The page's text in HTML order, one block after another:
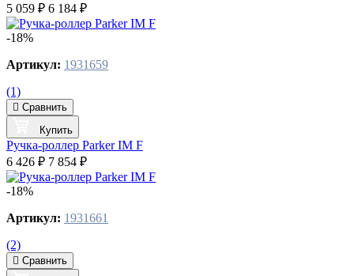
5 059 ₽ 6 184 ₽
-18%
Артикул: 1931659
(1)
Сравнить
Купить
Ручка-роллер Parker IM F
6 426 ₽ 7 854 ₽
-18%
Артикул: 1931661
(2)
Сравнить